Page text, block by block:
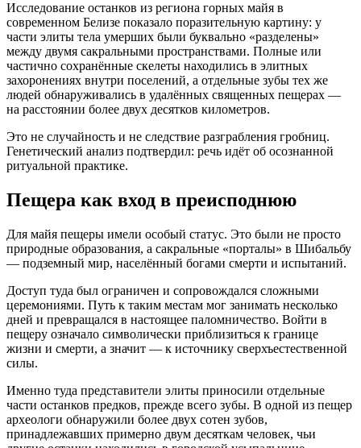
Исследование останков из региона горных майя в
современном Белизе показало поразительную картину: у
части элиты тела умерших были буквально «разделены»
между двумя сакральными пространствами. Полные или
частично сохранённые скелеты находились в элитных
захоронениях внутри поселений, а отдельные зубы тех же
людей обнаруживались в удалённых священных пещерах —
на расстоянии более двух десятков километров.
Это не случайность и не следствие разграбления гробниц.
Генетический анализ подтвердил: речь идёт об осознанной
ритуальной практике.
Пещера как вход в преисподнюю
Для майя пещеры имели особый статус. Это были не просто
природные образования, а сакральные «порталы» в Шибальбу
— подземный мир, населённый богами смерти и испытаний.
Доступ туда был ограничен и сопровождался сложными
церемониями. Путь к таким местам мог занимать несколько
дней и превращался в настоящее паломничество. Войти в
пещеру означало символически приблизиться к границе
жизни и смерти, а значит — к источнику сверхъестественной
силы.
Именно туда представители элиты приносили отдельные
части останков предков, прежде всего зубы. В одной из пещер
археологи обнаружили более двух сотен зубов,
принадлежавших примерно двум десяткам человек, чьи